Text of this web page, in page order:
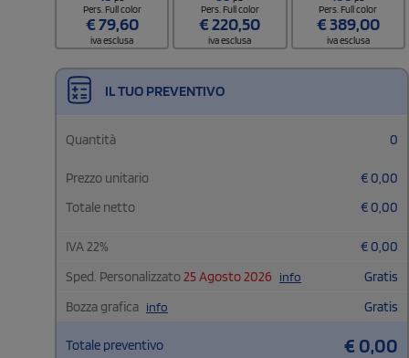
Pers. Full color
€79,60
iva esclusa
Pers. Full color
€220,50
iva esclusa
Pers. Full color
€389,00
iva esclusa
IL TUO PREVENTIVO
Quantità 0
Prezzo unitario €0,00
Totale netto
€0,00
IVA22% €0,00
Sped. Personalizzato25 Agosto 2026 info
Gratis
Bozza grafica info Gratis
Totale preventivo €0,00